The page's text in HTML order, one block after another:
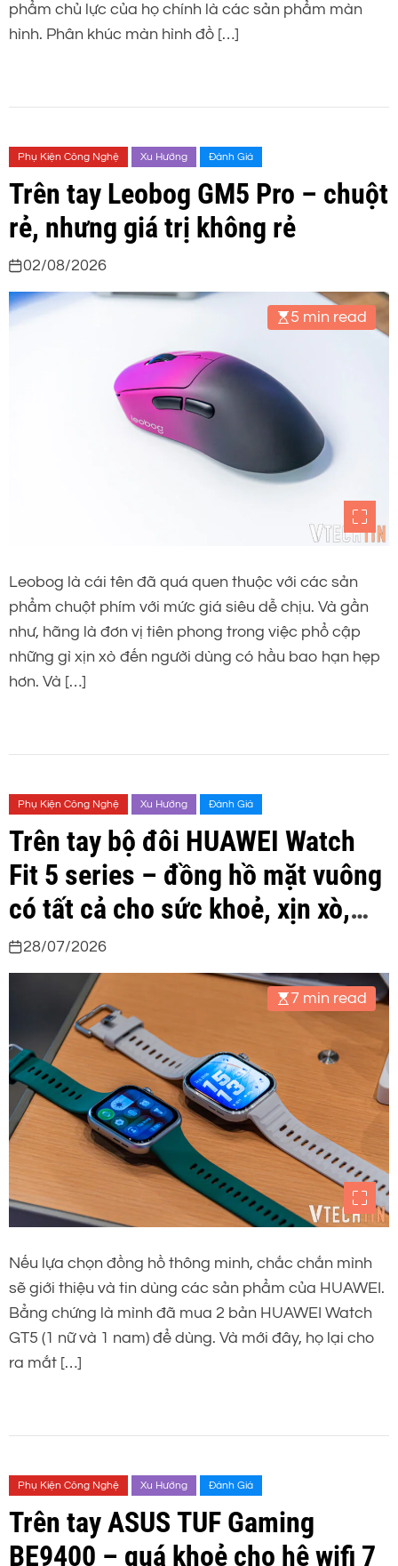
phẩm chủ lực của họ chính là các sản phẩm màn
hình. Phân khúc màn hình đồ […]
Phụ Kiện Công Nghệ Xu Hướng Đánh Giá
Trên tay Leobog GM5 Pro – chuột
rẻ, nhưng giá trị không rẻ
02/08/2026
5 min read
Leobog là cái tên đã quá quen thuộc với các sản
phẩm chuột phím với mức giá siêu dễ chịu. Và gần
như, hãng là đơn vị tiên phong trong việc phổ cập
những gì xịn xò đến người dùng có hầu bao hạn hẹp
hơn. Và […]
Phụ Kiện Công Nghệ Xu Hướng Đánh Giá
Trên tay bộ đôi HUAWEI Watch
Fit 5 series – đồng hồ mặt vuông
có tất cả cho sức khoẻ, xịn xò,
giá thơm
28/07/2026
7 min read
Nếu lựa chọn đồng hồ thông minh, chắc chắn mình
sẽ giới thiệu và tin dùng các sản phẩm của HUAWEI.
Bẳng chứng là mình đã mua 2 bản HUAWEI Watch
GT5 (1 nữ và 1 nam) để dùng. Và mới đây, họ lại cho
ra mắt […]
Phụ Kiện Công Nghệ Xu Hướng Đánh Giá
Trên tay ASUS TUF Gaming
BE9400 – quá khoẻ cho hệ wifi 7